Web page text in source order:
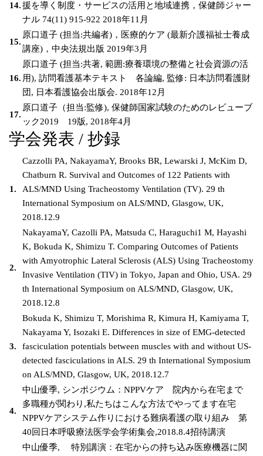
14.援を導く制度・サービスの活用と地域連携，保健師ジャー
ナル 74(11) 915-922 2018年11月
15.
原口道子 (担当:共編者)，医療的ケア (最新介護福祉士養成
講座)，中央法規出版 2019年3月
16.
原口道子 (担当:共著, 範囲:療養環境の整備と社会資源の活
用), 訪問看護基本テキスト 各論編, 監修: 日本訪問看護財
団, 日本看護協会出版会. 2018年12月
17.
原口道子（担当:監修), 保健師国家試験のためのレビューブ
ック2019 19版, 2018年4月
学会発表 / 抄録
1.
Cazzolli PA, NakayamaY, Brooks BR, Lewarski J, McKim D,
Chatburn R. Survival and Outcomes of 122 Patients with
ALS/MND Using Tracheostomy Ventilation (TV). 29 th
International Symposium on ALS/MND, Glasgow, UK,
2018.12.9
2.
NakayamaY, Cazolli PA, Matsuda C, Haraguchi1 M, Hayashi
K, Bokuda K, Shimizu T. Comparing Outcomes of Patients
with Amyotrophic Lateral Sclerosis (ALS) Using Tracheostomy
Invasive Ventilation (TIV) in Tokyo, Japan and Ohio, USA. 29
th International Symposium on ALS/MND, Glasgow, UK,
2018.12.8
3.
Bokuda K, Shimizu T, Morishima R, Kimura H, Kamiyama T,
Nakayama Y, Isozaki E. Differences in size of EMG-detected
fasciculation potentials between muscles with and without US-
detected fasciculations in ALS. 29 th International Symposium
on ALS/MND, Glasgow, UK, 2018.12.7
4.
中山優季, シンポジウム：NPPVケア 院内から在宅まで
多職種が関わり,私たちはこんな方法でやってます在宅
NPPVケアシステム作りにおける難病看護の取り組み 第
40回日本呼吸療法医学会学術集会,2018.8.4招待講演
中山優季, 特別講演：在宅からの持ち込み医療機器に関